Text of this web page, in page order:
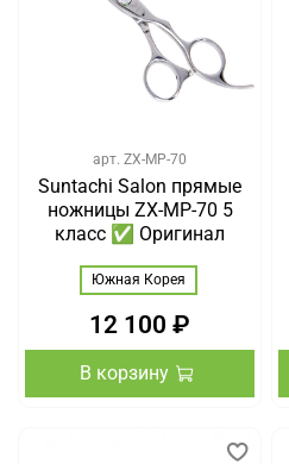
арт. ZX-MP-70
Suntachi Salon прямые
ножницы ZX-MP-70 5
класс ✅ Оригинал
Южная Корея
12 100 ₽
В корзину